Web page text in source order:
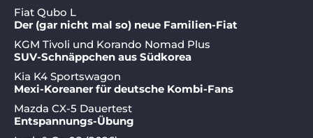
Fiat Qubo L
Der (gar nicht mal so) neue Familien-Fiat
KGM Tivoli und Korando Nomad Plus
SUV-Schnäppchen aus Südkorea
Kia K4 Sportswagon
Mexi-Koreaner für deutsche Kombi-Fans
Mazda CX-5 Dauertest
Entspannungs-Übung